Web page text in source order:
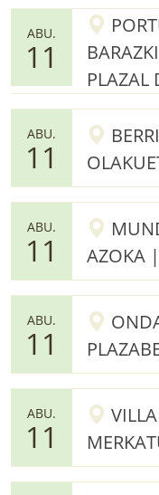
ABU.
11
PLAZAL
ABU.
11
ABU.
11
AZOKA
ABU.
11
ABU.
11